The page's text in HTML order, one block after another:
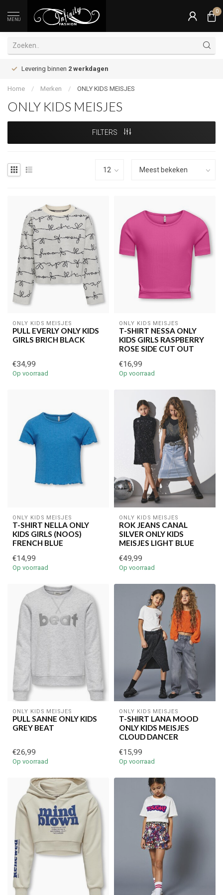
MENU
0
Levering binnen 2 werkdagen
Home / Merken / ONLY KIDS MEISJES
ONLY KIDS MEISJES
FILTERS
ONLY KIDS MEISJES
PULL EVERLY ONLY KIDS
GIRLS BRICH BLACK
€34,99
Op voorraad
ONLY KIDS MEISJES
T-SHIRT NESSA ONLY
KIDS GIRLS RASPBERRY
ROSE SIDE CUT OUT
€16,99
Op voorraad
ONLY KIDS MEISJES
T-SHIRT NELLA ONLY
KIDS GIRLS (NOOS)
FRENCH BLUE
€14,99
Op voorraad
ONLY KIDS MEISJES
ROK JEANS CANAL
SILVER ONLY KIDS
MEISJES LIGHT BLUE
€49,99
Op voorraad
ONLY KIDS MEISJES
PULL SANNE ONLY KIDS
GREY BEAT
€26,99
Op voorraad
ONLY KIDS MEISJES
T-SHIRT LANA MOOD
ONLY KIDS MEISJES
CLOUD DANCER
€15,99
Op voorraad